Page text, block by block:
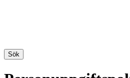
Sök